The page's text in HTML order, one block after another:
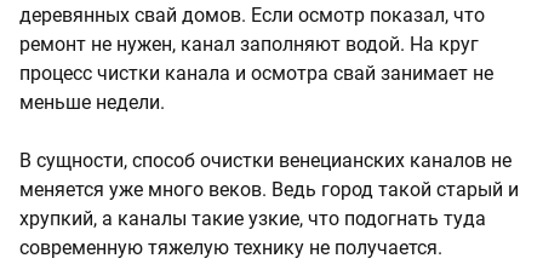
деревянных свай домов. Если осмотр показал, что
ремонт не нужен, канал заполняют водой. На круг
процесс чистки канала и осмотра свай занимает не
меньше недели.
В сущности, способ очистки венецианских каналов не
меняется уже много веков. Ведь город такой старый и
хрупкий, а каналы такие узкие, что подогнать туда
современную тяжелую технику не получается.